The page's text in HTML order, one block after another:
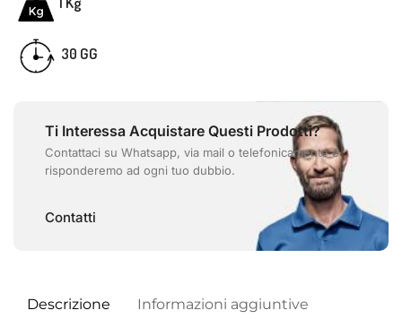
30 GG
Ti Interessa Acquistare Questi Prodotti?
Contattaci su Whatsapp, via mail o telefonicamente e
risponderemo ad ogni tuo dubbio.
Contatti
Descrizione Informazioni aggiuntive